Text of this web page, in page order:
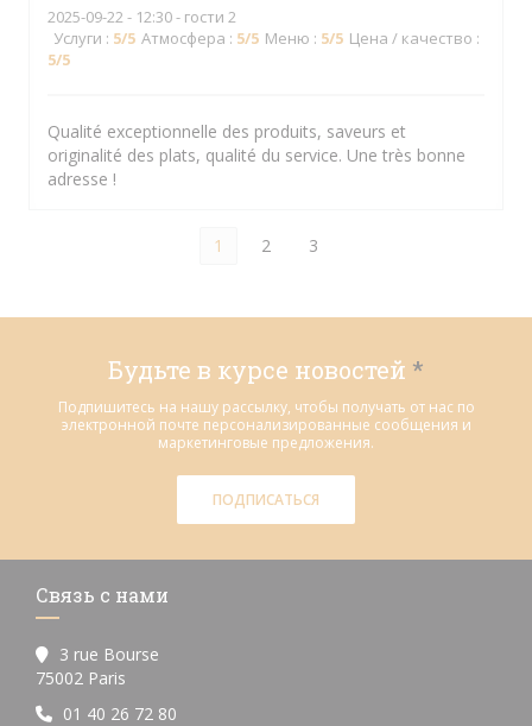
2025-09-22 - 12:30 - гости 2
Услуги : 5/5 Атмосфера : 5/5 Меню : 5/5 Цена / качество :
5/5
Qualité exceptionnelle des produits, saveurs et
originalité des plats, qualité du service. Une très bonne
adresse !
1 2 3
Будьте в курсе новостей *
Подпишитесь на нашу рассылку, чтобы получать от нас по
электронной почте персонализированные сообщения и
маркетинговые предложения.
ПОДПИСАТЬСЯ
Связь с нами
3 rue Bourse
75002 Paris
01 40 26 72 80